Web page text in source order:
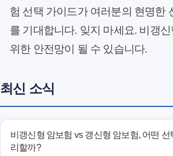
험 선택 가이드가 여러분의 현명한
를 기대합니다. 잊지 마세요. 비갱
위한 안전망이 될 수 있습니다.
최신 소식
비갱신형 암보험 vs 갱신형 암보험, 어떤 선
리할까?